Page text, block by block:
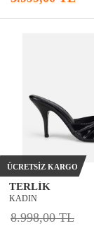
TERLIK
KADIN
8.998,00 TL
ÜCRETSIZ KARGO